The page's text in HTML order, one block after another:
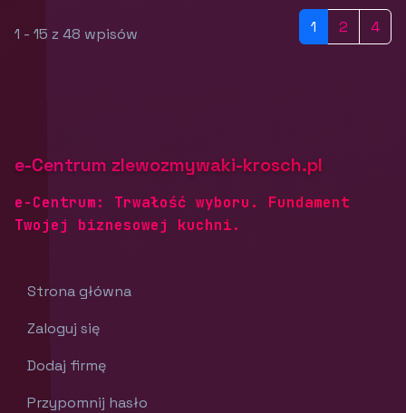
1 - 15 z 48 wpisów 1 2 4
e-Centrum zlewozmywaki-krosch.pl
e-Centrum: Trwałość wyboru. Fundament
Twojej biznesowej kuchni.
Strona główna
Zaloguj się
Dodaj firmę
Przypomnij hasło